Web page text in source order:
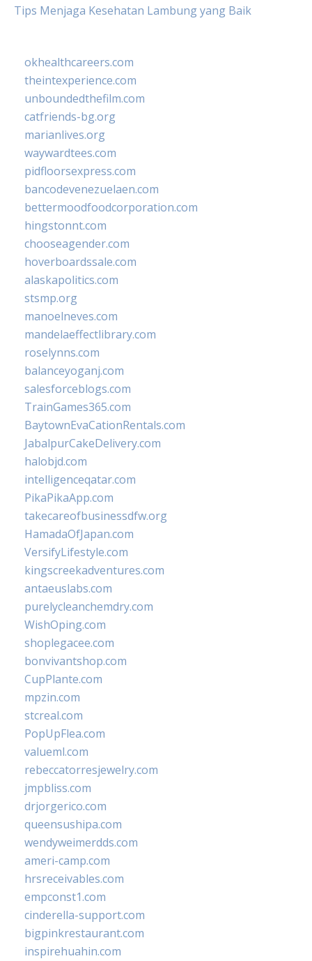
Tips Menjaga Kesehatan Lambung yang Baik
okhealthcareers.com
theintexperience.com
unboundedthefilm.com
catfriends-bg.org
marianlives.org
waywardtees.com
pidfloorsexpress.com
bancodevenezuelaen.com
bettermoodfoodcorporation.com
hingstonnt.com
chooseagender.com
hoverboardssale.com
alaskapolitics.com
stsmp.org
manoelneves.com
mandelaeffectlibrary.com
roselynns.com
balanceyoganj.com
salesforceblogs.com
TrainGames365.com
BaytownEvaCationRentals.com
JabalpurCakeDelivery.com
halobjd.com
intelligenceqatar.com
PikaPikaApp.com
takecareofbusinessdfw.org
HamadaOfJapan.com
VersifyLifestyle.com
kingscreekadventures.com
antaeuslabs.com
purelycleanchemdry.com
WishOping.com
shoplegacee.com
bonvivantshop.com
CupPlante.com
mpzin.com
stcreal.com
PopUpFlea.com
valueml.com
rebeccatorresjewelry.com
jmpbliss.com
drjorgerico.com
queensushipa.com
wendyweimerdds.com
ameri-camp.com
hrsreceivables.com
empconst1.com
cinderella-support.com
bigpinkrestaurant.com
inspirehuahin.com